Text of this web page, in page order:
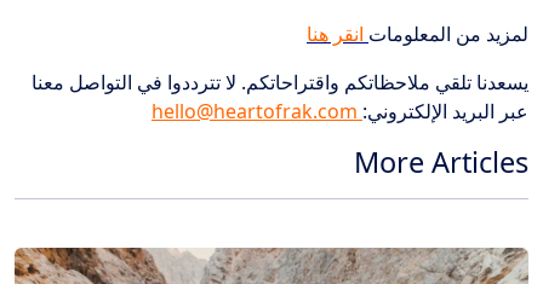
لمزيد من المعلومات انقر هنا
يسعدنا تلقي ملاحظاتكم واقتراحاتكم. لا تترددوا في التواصل معنا
عبر البريد الإلكتروني:
More Articles